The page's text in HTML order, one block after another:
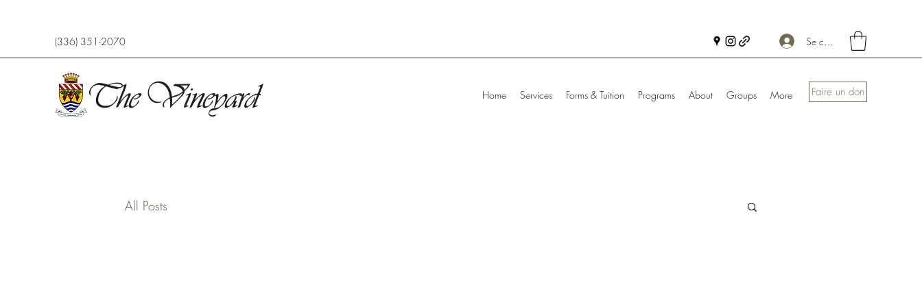
(336) 351-2070 Se connecter
Home Services Forms & Tuition Programs About Groups More Faire un don
All Posts